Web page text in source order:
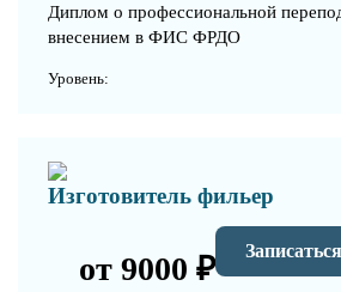
Диплом о профессиональной
внесением в ФИС ФРДО
Уровень:
Изготовитель фильер
от 9000 ₽ Записаться